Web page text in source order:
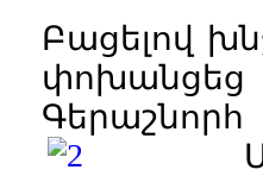
Բացելով